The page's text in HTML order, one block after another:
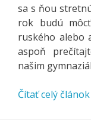
sa s ňou
rok budú
ruského alebo
aspoň
našim
Čítať celý článok